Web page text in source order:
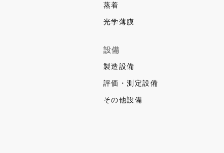
蒸着
光学薄膜
設備
製造設備
評価・測定設備
その他設備